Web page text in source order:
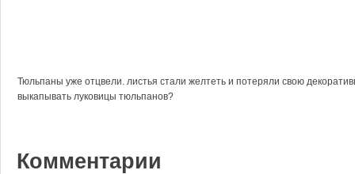
Тюльпаны уже отцвели. листья стали желтеть и потеряли свою
выкапывать луковицы тюльпанов?
Комментарии